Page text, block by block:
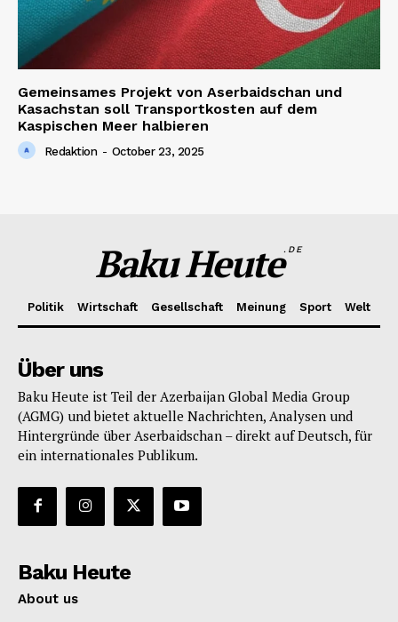
Gemeinsames Projekt von Aserbaidschan und
Kasachstan soll Transportkosten auf dem
Kaspischen Meer halbieren
Redaktion - October 23, 2025
Baku Heute.DE
Politik Wirtschaft Gesellschaft Meinung Sport Welt
Über uns
Baku Heute ist Teil der Azerbaijan Global Media Group
(AGMG) und bietet aktuelle Nachrichten, Analysen und
Hintergründe über Aserbaidschan – direkt auf Deutsch, für
ein internationales Publikum.
Baku Heute
About us